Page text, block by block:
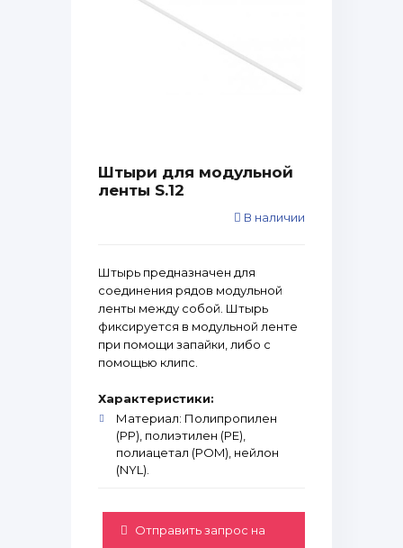
Штыри для модульной
ленты S.12
В наличии
Штырь предназначен для
соединения рядов модульной
ленты между собой. Штырь
фиксируется в модульной ленте
при помощи запайки, либо с
помощью клипс.
Характеристики:
Материал: Полипропилен
(PP), полиэтилен (PE),
полиацетал (POM), нейлон
(NYL).
Отправить запрос на